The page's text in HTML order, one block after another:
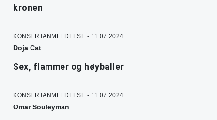
kronen
KONSERTANMELDELSE - 11.07.2024
Doja Cat
Sex, flammer og høyballer
KONSERTANMELDELSE - 11.07.2024
Omar Souleyman